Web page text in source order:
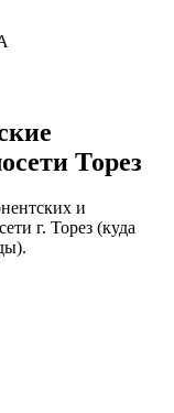
Торез
и
г. Торез (куда